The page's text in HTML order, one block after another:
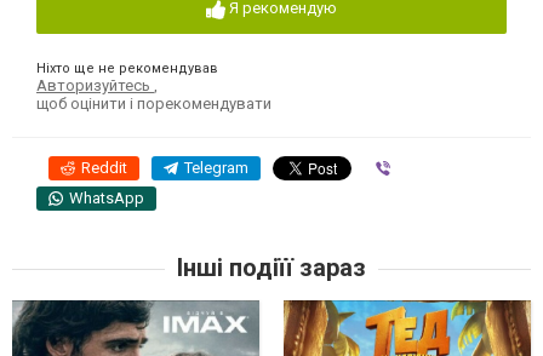
Я рекомендую
Ніхто ще не рекомендував
Авторизуйтесь
щоб оцінити і порекомендувати
Reddit Telegram
WhatsApp
Інші подіїї зараз